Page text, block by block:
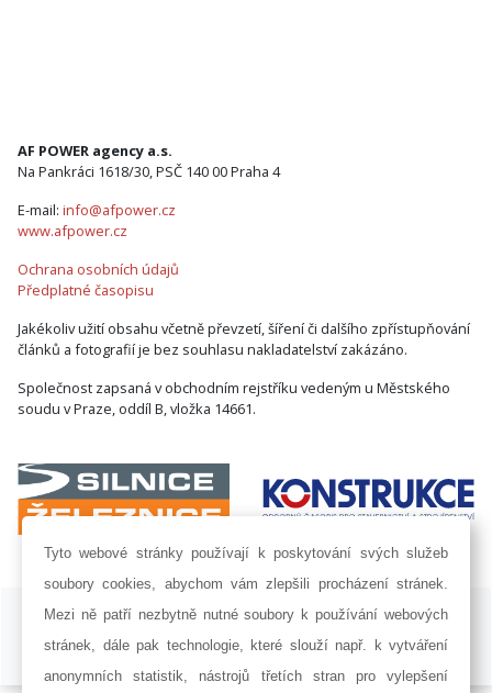
AF POWER agency a.s.
Na Pankráci 1618/30, PSČ 140 00 Praha 4
E-mail: info@afpower.cz
www.afpower.cz
Ochrana osobních údajů
Předplatné časopisu
Jakékoliv užití obsahu včetně převzetí, šíření či dalšího zpřístupňování
článků a fotografií je bez souhlasu nakladatelství zakázáno.
Společnost zapsaná v obchodním rejstříku vedeným u Městského
soudu v Praze, oddíl B, vložka 14661.
ISSN 1802-8535 © 2009 - 2026 AF POWER agency a.s. |
Nastavení
Developed by:
Railsformers s.r.o.
Tyto webové stránky používají k poskytování svých služeb
soubory cookies, abychom vám zlepšili procházení stránek.
Mezi ně patří nezbytně nutné soubory k používání webových
stránek, dále pak technologie, které slouží např. k vytváření
anonymních statistik, nástrojů třetích stran pro vylepšení